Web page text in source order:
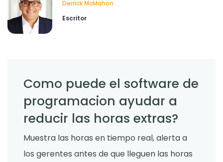
Derrick McMahon
Escritor
Como puede el software de
programacion ayudar a
reducir las horas extras?
Muestra las horas en tiempo real, alerta a
los gerentes antes de que lleguen las horas